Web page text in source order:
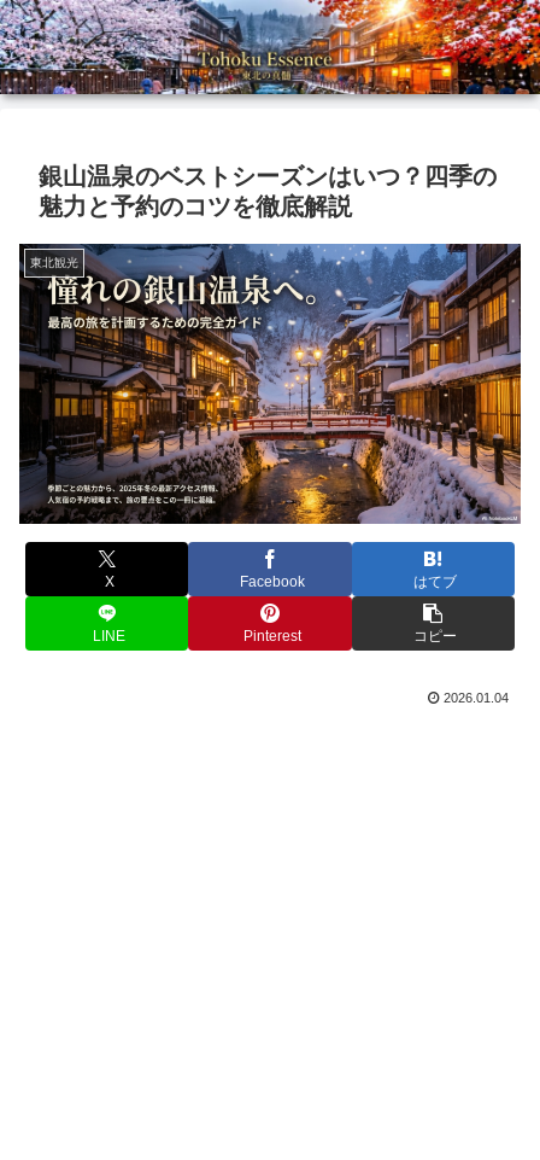
銀山温泉のベストシーズンはいつ？四季の
魅力と予約のコツを徹底解説
東北観光
X Facebook はてブ
LINE Pinterest コピー
2026.01.04